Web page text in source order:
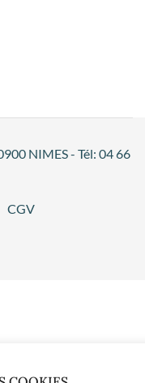
NIMES - Tél: 04 66
CGV